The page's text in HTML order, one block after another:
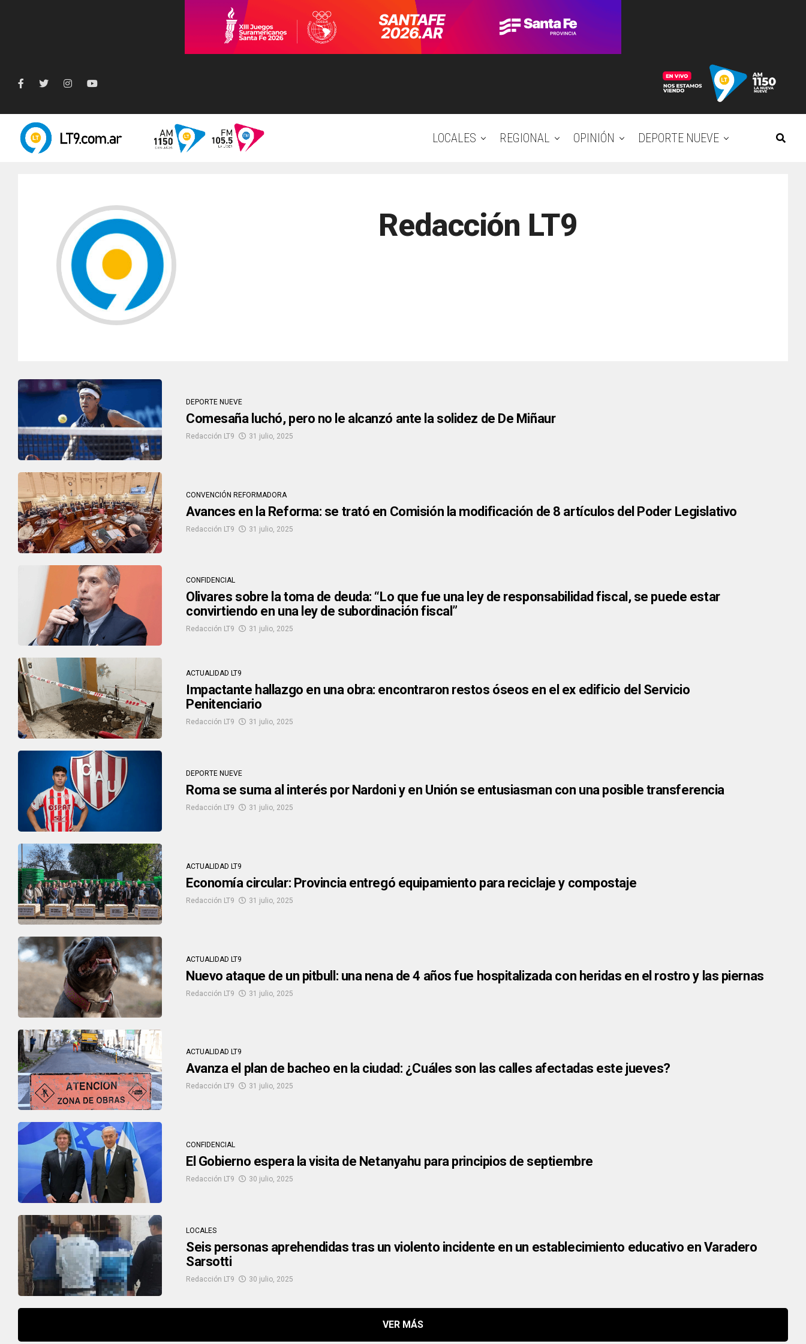
LOCALES REGIONAL OPINIÓN DEPORTE NUEVE
Redacción LT9
DEPORTE NUEVE
Comesaña luchó, pero no le alcanzó ante la solidez de De Miñaur
Redacción LT9 31 julio, 2025
CONVENCIÓN REFORMADORA
Avances en la Reforma: se trató en Comisión la modificación de 8 artículos del Poder Legislativo
Redacción LT9 31 julio, 2025
CONFIDENCIAL
Olivares sobre la toma de deuda: “Lo que fue una ley de responsabilidad fiscal, se puede estar
convirtiendo en una ley de subordinación fiscal”
Redacción LT9 31 julio, 2025
ACTUALIDAD LT9
Impactante hallazgo en una obra: encontraron restos óseos en el ex edificio del Servicio
Penitenciario
Redacción LT9 31 julio, 2025
DEPORTE NUEVE
Roma se suma al interés por Nardoni y en Unión se entusiasman con una posible transferencia
Redacción LT9 31 julio, 2025
ACTUALIDAD LT9
Economía circular: Provincia entregó equipamiento para reciclaje y compostaje
Redacción LT9 31 julio, 2025
ACTUALIDAD LT9
Nuevo ataque de un pitbull: una nena de 4 años fue hospitalizada con heridas en el rostro y las piernas
Redacción LT9 31 julio, 2025
ACTUALIDAD LT9
Avanza el plan de bacheo en la ciudad: ¿Cuáles son las calles afectadas este jueves?
Redacción LT9 31 julio, 2025
CONFIDENCIAL
El Gobierno espera la visita de Netanyahu para principios de septiembre
Redacción LT9 30 julio, 2025
LOCALES
Seis personas aprehendidas tras un violento incidente en un establecimiento educativo en Varadero
Sarsotti
Redacción LT9 30 julio, 2025